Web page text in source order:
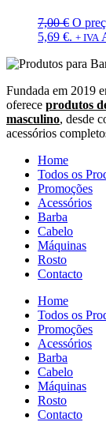
7,00€ O
5,69 €. + IVA
Fundada em 2019
oferece produtos
masculino, desde
acessórios
Home
Todos os
Promoções
Acessórios
Barba
Cabelo
Máquinas
Rosto
Contacto
Home
Todos os
Promoções
Acessórios
Barba
Cabelo
Máquinas
Rosto
Contacto